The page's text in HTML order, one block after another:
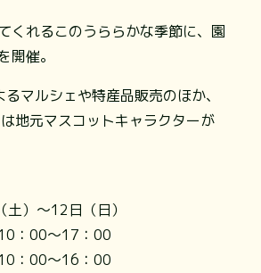
くれるこのうららかな季節に、園
開催。
マルシェや特産品販売のほか、
地元マスコットキャラクターが
）～12日（日）
：00〜17：00
：00～16：00